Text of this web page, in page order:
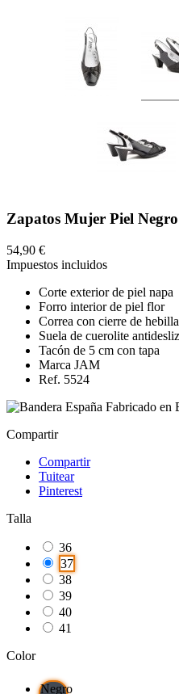
Zapatos Mujer Piel
54,90 €
Impuestos incluidos
Corte exterior de piel napa
Forro interior de piel flor
Correa con cierre de hebilla
Suela de cuerolite
Tacón de 5 cm con tapa
Marca JAM
Ref. 5524
Fabricado en
Compartir
Compartir
Tuitear
Pinterest
Talla
36
37
38
39
40
41
Color
Negro